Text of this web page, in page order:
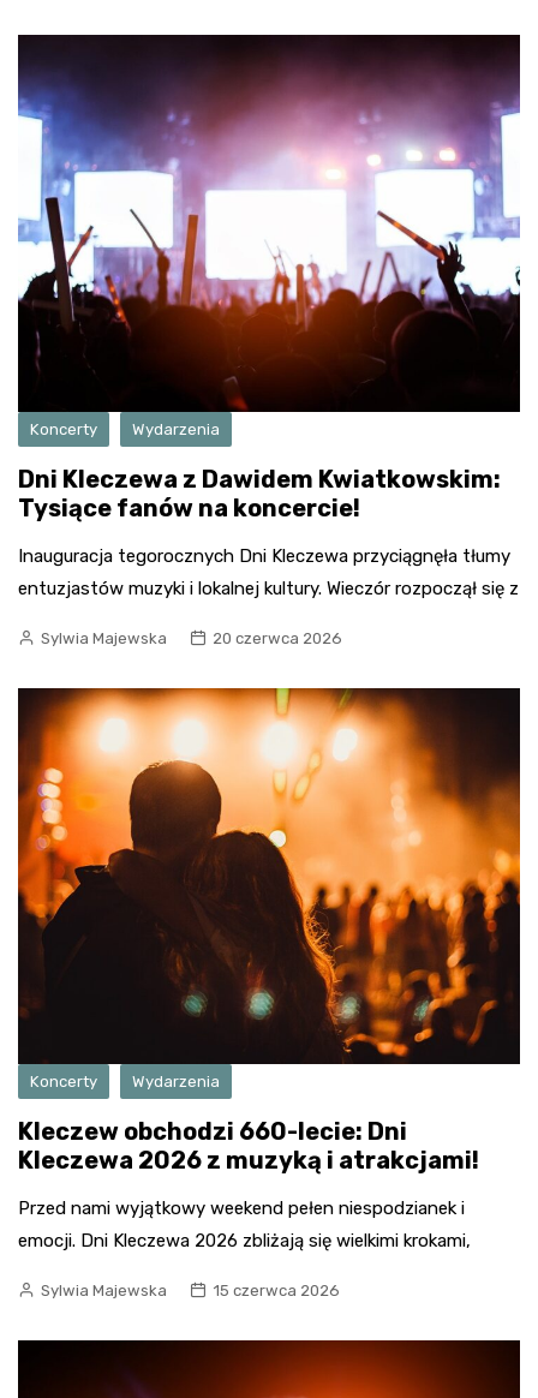
Koncerty Wydarzenia
Dni Kleczewa z Dawidem Kwiatkowskim:
Tysiące fanów na koncercie!
Inauguracja tegorocznych Dni Kleczewa przyciągnęła tłumy
entuzjastów muzyki i lokalnej kultury. Wieczór rozpoczął się z
Sylwia Majewska 20 czerwca 2026
Koncerty Wydarzenia
Kleczew obchodzi 660-lecie: Dni
Kleczewa 2026 z muzyką i atrakcjami!
Przed nami wyjątkowy weekend pełen niespodzianek i
emocji. Dni Kleczewa 2026 zbliżają się wielkimi krokami,
Sylwia Majewska 15 czerwca 2026